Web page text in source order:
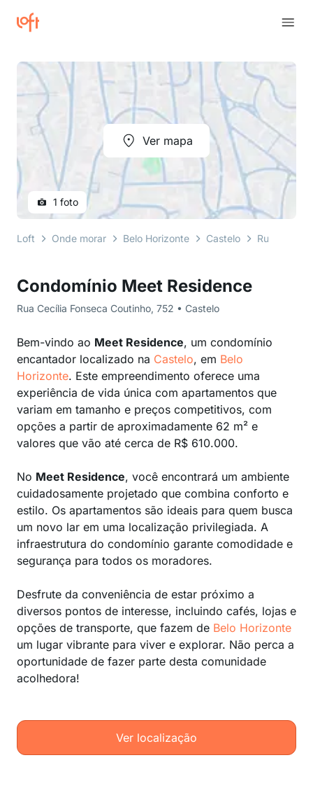
Condomínio Meet Residence
Rua Cecília Fonseca Coutinho, 752 • Castelo
Bem-vindo ao Meet Residence, um condomínio
encantador localizado na Castelo, em Belo
Horizonte. Este empreendimento oferece uma
experiência de vida única com apartamentos que
variam em tamanho e preços competitivos, com
opções a partir de aproximadamente 62 m² e
valores que vão até cerca de R$ 610.000.
No Meet Residence, você encontrará um ambiente
cuidadosamente projetado que combina conforto e
estilo. Os apartamentos são ideais para quem busca
um novo lar em uma localização privilegiada. A
infraestrutura do condomínio garante comodidade e
segurança para todos os moradores.
Desfrute da conveniência de estar próximo a
diversos pontos de interesse, incluindo cafés, lojas e
opções de transporte, que fazem de Belo Horizonte
um lugar vibrante para viver e explorar. Não perca a
oportunidade de fazer parte desta comunidade
acolhedora!
Ver localização
Ver mapa
1 foto
Loft Onde morar Belo Horizonte Castelo Rua Cecília